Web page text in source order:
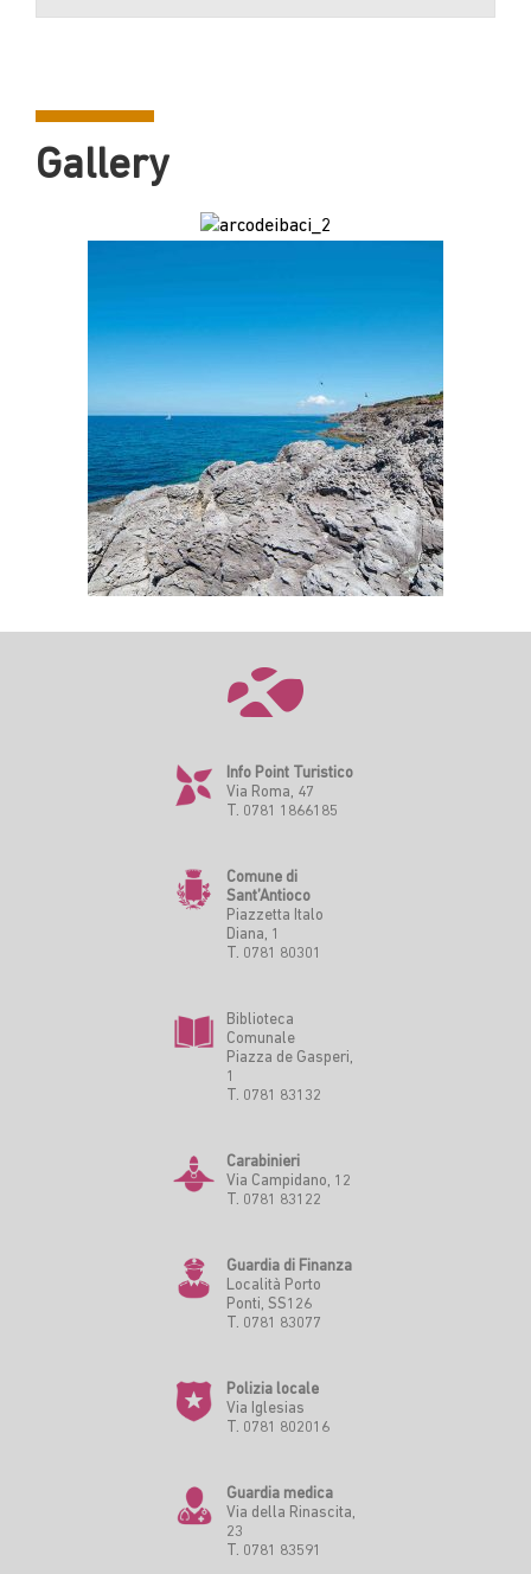
Gallery
Info Point Turistico
Via Roma, 47
T. 0781 1866185
Comune di
Sant’Antioco
Piazzetta Italo
Diana, 1
T. 0781 80301
Biblioteca
Comunale
Piazza de Gasperi,
1
T. 0781 83132
Carabinieri
Via Campidano, 12
T. 0781 83122
Guardia di Finanza
Località Porto
Ponti, SS126
T. 0781 83077
Polizia locale
Via Iglesias
T. 0781 802016
Guardia medica
Via della Rinascita,
23
T. 0781 83591